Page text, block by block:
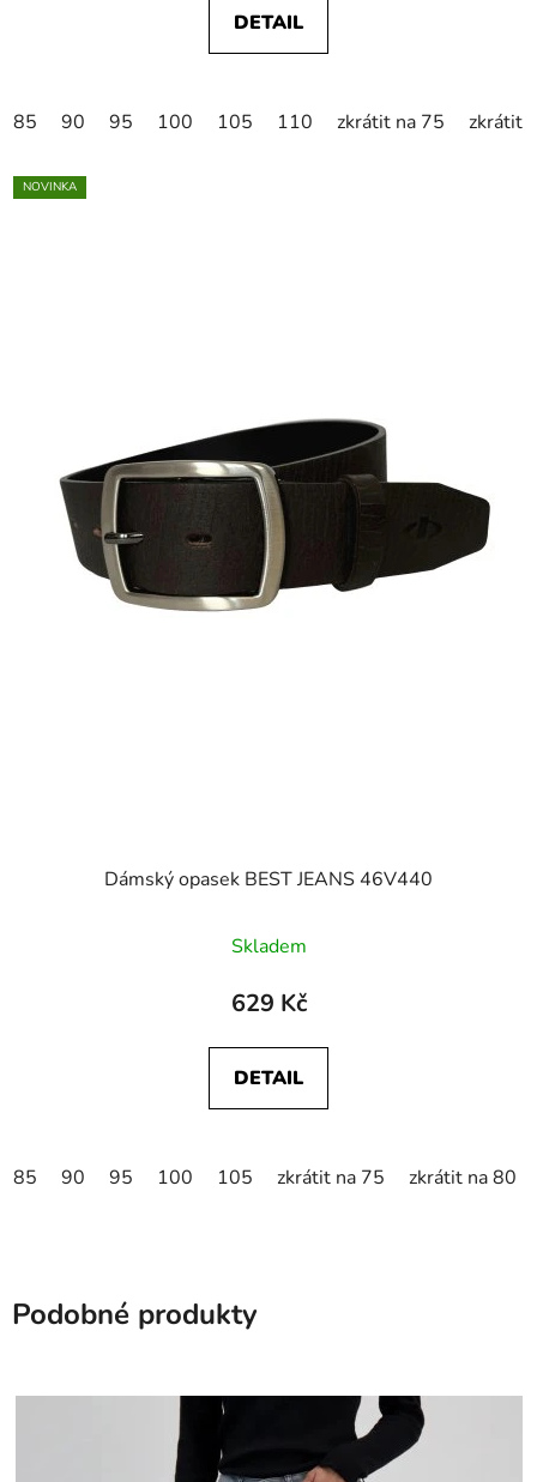
DETAIL
85 90 95 100 105 110 zkrátit na 75 zkrátit
NOVINKA
Dámský opasek BEST JEANS 46V440
Skladem
629 Kč
DETAIL
85 90 95 100 105 zkrátit na 75 zkrátit na 80
Podobné produkty